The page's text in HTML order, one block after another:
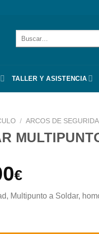
TALLER Y ASISTENCIA
/ ARCOS DE
€
Multipunto a Soldar,
RENAULT CLIO II